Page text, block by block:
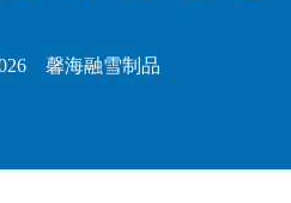
馨海融雪制品